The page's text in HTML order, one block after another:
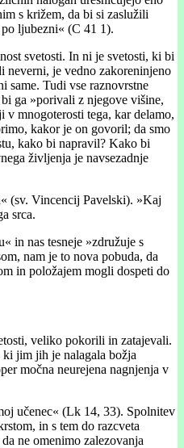
s križem, da bi si zaslužili
ljubezni« (C 41 1).
svetosti. In ni je svetosti, ki bi
neverni, je vedno zakoreninjeno
same. Tudi vse raznovrstne
ga »porivali z njegove višine,
mnogoterosti tega, kar delamo,
kakor je on govoril; da smo
kako bi napravil? Kako bi
življenja je navsezadnje
(sv. Vincencij Pavelski). »Kaj
srca.
in nas tesneje »združuje s
nam je to nova pobuda, da
in položajem mogli dospeti do
veliko pokorili in zatajevali.
ki jim jih je nalagala božja
močna neurejena nagnjenja v
učenec« (Lk 14, 33). Spolnitev
in s tem do razcveta
ne omenimo zalezovanja